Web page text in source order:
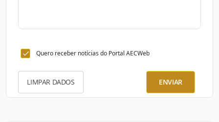
Quero receber notícias do Portal AECWeb
LIMPAR DADOS ENVIAR